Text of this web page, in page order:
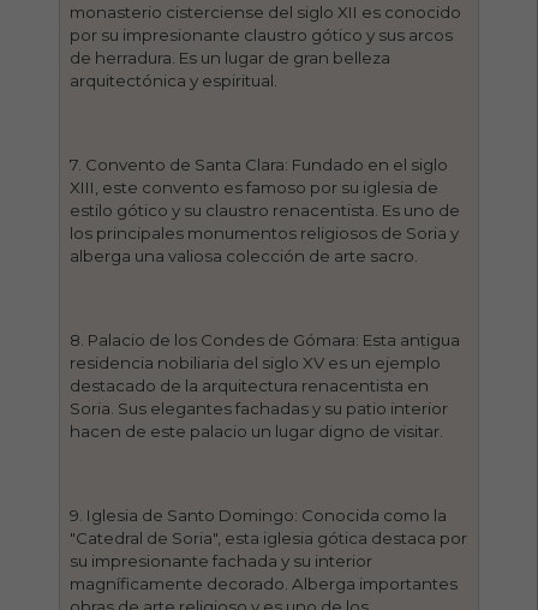
monasterio cisterciense del siglo XII es conocido
por su impresionante claustro gótico y sus arcos
de herradura. Es un lugar de gran belleza
arquitectónica y espiritual.
7. Convento de Santa Clara: Fundado en el siglo
XIII, este convento es famoso por su iglesia de
estilo gótico y su claustro renacentista. Es uno de
los principales monumentos religiosos de Soria y
alberga una valiosa colección de arte sacro.
8. Palacio de los Condes de Gómara: Esta antigua
residencia nobiliaria del siglo XV es un ejemplo
destacado de la arquitectura renacentista en
Soria. Sus elegantes fachadas y su patio interior
hacen de este palacio un lugar digno de visitar.
9. Iglesia de Santo Domingo: Conocida como la
"Catedral de Soria", esta iglesia gótica destaca por
su impresionante fachada y su interior
magníficamente decorado. Alberga importantes